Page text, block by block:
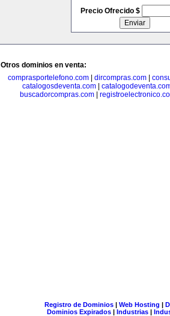
Precio Ofrecido $
Otros dominios en venta:
comprasportelefono.com
dircompras.com
catalogosdeventa.com
buscadorcompras.com
Registro de Dominios| Web Hosting |
Dominios Expirados | Industrias |